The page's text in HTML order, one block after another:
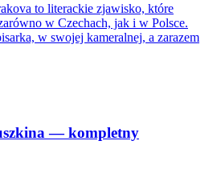
to literackie zjawisko, które
w Czechach, jak i w Polsce.
w swojej kameralnej, a zarazem
— kompletny